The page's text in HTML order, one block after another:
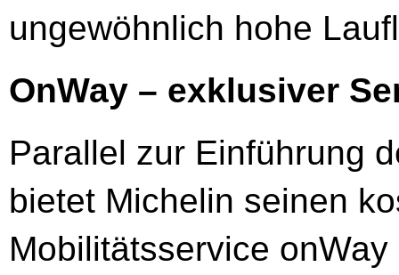
ungewöhnlich hohe
OnWay – exklusiver
Parallel zur Einführung
bietet Michelin seinen
Mobilitätsservice